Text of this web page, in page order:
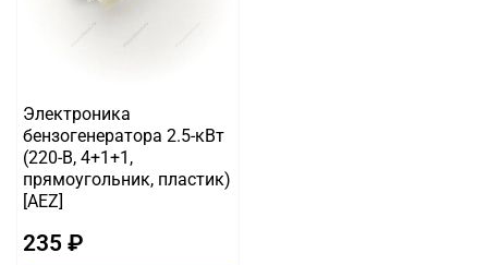
Электроника
бензогенератора 2.5-кВт
(220-B, 4+1+1,
прямоугольник, пластик)
[AEZ]
235 ₽